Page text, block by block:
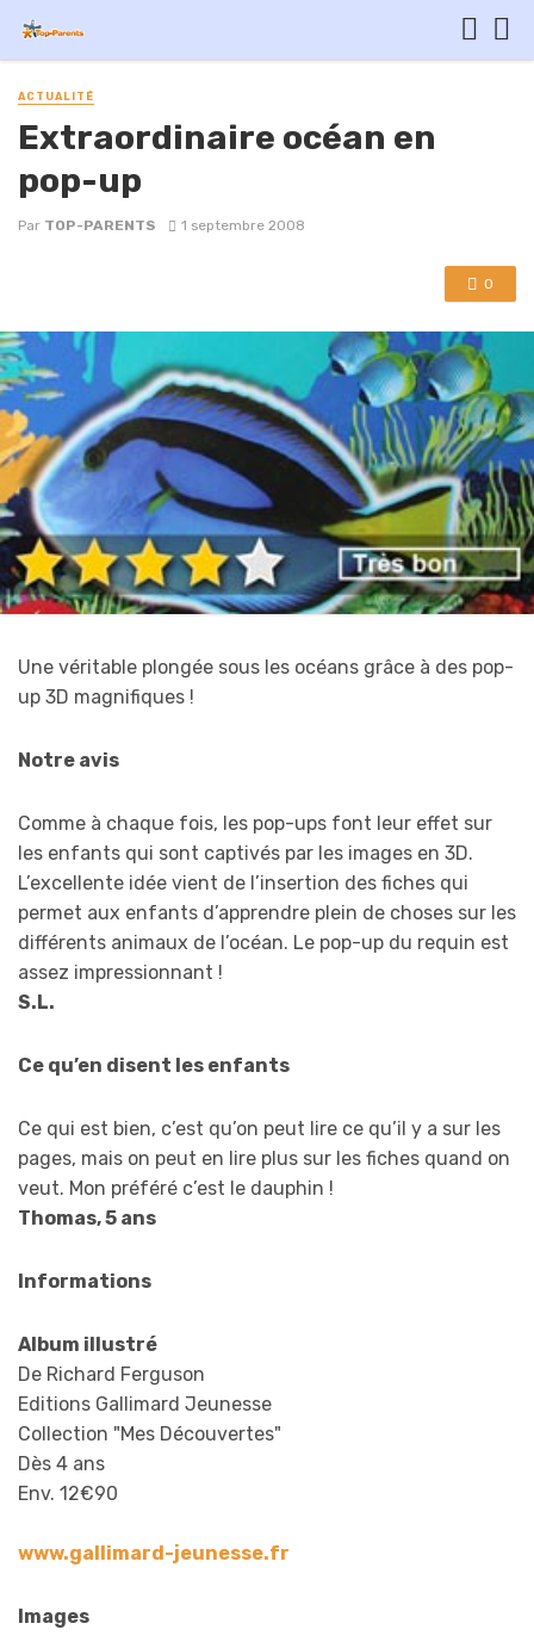
ACTUALITÉ
Extraordinaire océan en
pop-up
Par TOP-PARENTS 1 septembre 2008
0
Une véritable plongée sous les océans grâce à des pop-
up 3D magnifiques !
Notre avis
Comme à chaque fois, les pop-ups font leur effet sur
les enfants qui sont captivés par les images en 3D.
L’excellente idée vient de l’insertion des fiches qui
permet aux enfants d’apprendre plein de choses sur les
différents animaux de l’océan. Le pop-up du requin est
assez impressionnant !
S.L.
Ce qu’en disent les enfants
Ce qui est bien, c’est qu’on peut lire ce qu’il y a sur les
pages, mais on peut en lire plus sur les fiches quand on
veut. Mon préféré c’est le dauphin !
Thomas, 5 ans
Informations
Album illustré
De Richard Ferguson
Editions Gallimard Jeunesse
Collection "Mes Découvertes"
Dès 4 ans
Env. 12€90
www.gallimard-jeunesse.fr
Images